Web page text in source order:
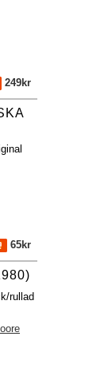
249kr
65kr
rullad